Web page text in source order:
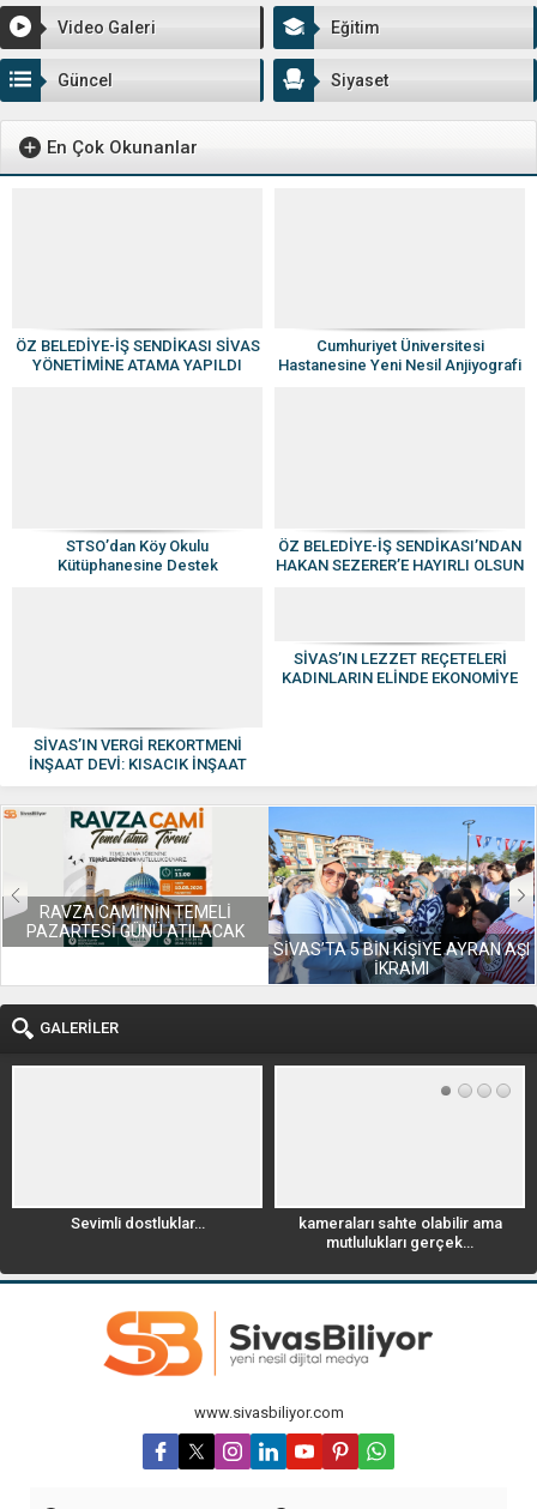
Video Galeri Eğitim
Güncel Siyaset
En Çok Okunanlar
ÖZ BELEDİYE-İŞ SENDİKASI SİVAS
YÖNETİMİNE ATAMA YAPILDI
Cumhuriyet Üniversitesi
Hastanesine Yeni Nesil Anjiyografi
STSO’dan Köy Okulu
Kütüphanesine Destek
ÖZ BELEDİYE-İŞ SENDİKASI’NDAN
HAKAN SEZERER’E HAYIRLI OLSUN
SİVAS’IN VERGİ REKORTMENİ
İNŞAAT DEVİ: KISACIK İNŞAAT
GÜVEN VE KALİTENİN ADI OLDU
SİVAS’IN LEZZET REÇETELERİ
KADINLARIN ELİNDE EKONOMİYE
SİVAS’TA 5 BİN KİŞİYE AYRAN AŞI
GALERİLER
kameraları sahte olabilir ama
Geyik Leoparla savaşıyor. videoyu
izle
www.sivasbiliyor.com